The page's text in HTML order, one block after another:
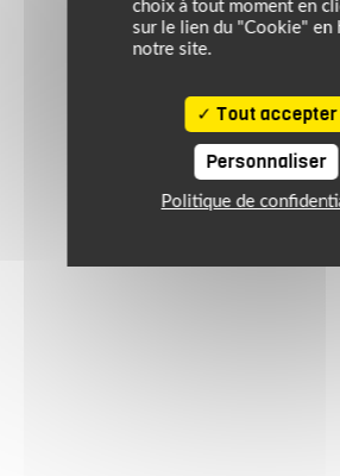
choix à tout moment en
sur le lien du "Cookie" en
notre site.
Tout accepter
Personnaliser
Politique de